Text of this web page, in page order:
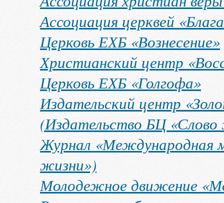
Ассоциация церквей
Церковь ЕХБ «Вознесение»
Христианский центр
Церковь ЕХБ «Голгофа»
Издательский центр
(Издательство БЦ
Журнал «Международная
жизни»)
Молодежное движение